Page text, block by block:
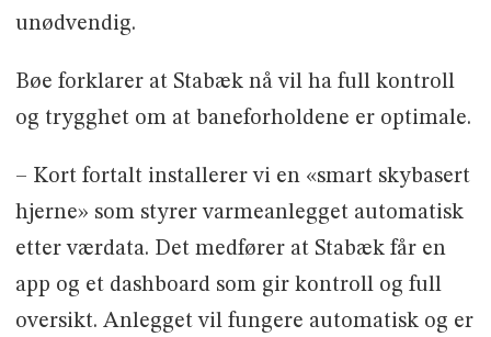
unødvendig.
Bøe forklarer at Stabæk nå vil ha full kontroll
og trygghet om at baneforholdene er optimale.
– Kort fortalt installerer vi en «smart skybasert
hjerne» som styrer varmeanlegget automatisk
etter værdata. Det medfører at Stabæk får en
app og et dashboard som gir kontroll og full
oversikt. Anlegget vil fungere automatisk og er